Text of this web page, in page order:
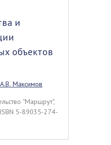
и
объектов
А.В. Максимов
"Маршрут",
5-89035-274-